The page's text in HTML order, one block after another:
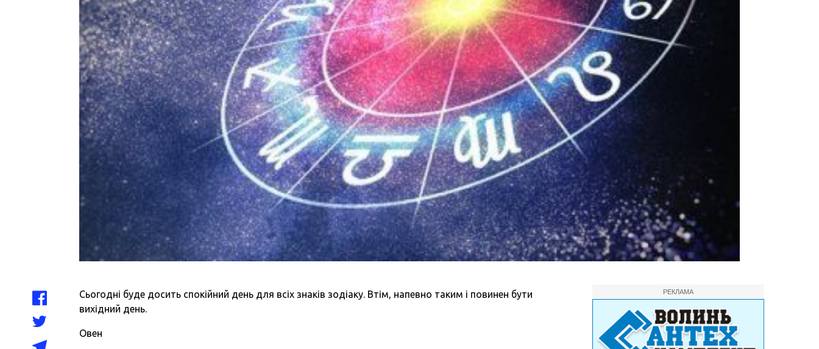
Сьогодні буде досить спокійний день для всіх знаків зодіаку. Втім, напевно таким і повинен бути
вихідний день.
Овен
РЕКЛАМА